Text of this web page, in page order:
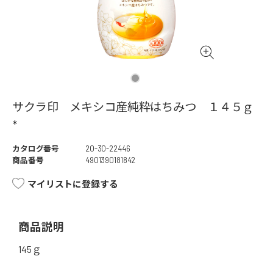
サクラ印 メキシコ産純粋はちみつ １４５ｇ
*
カタログ番号
20-30-22446
商品番号
4901390181842
マイリストに登録する
商品説明
145ｇ